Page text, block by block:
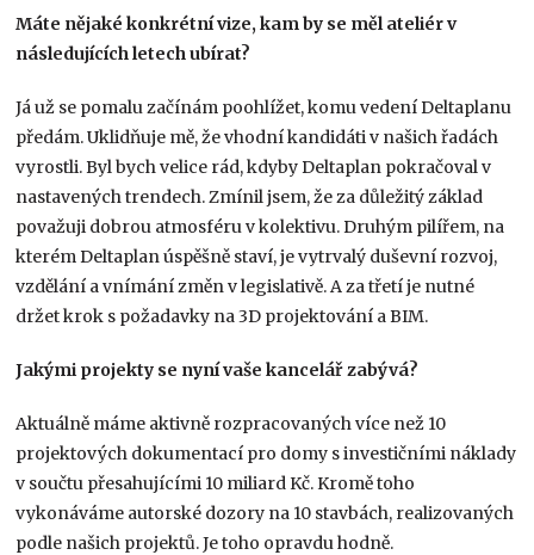
Máte nějaké konkrétní vize, kam by se měl ateliér v
následujících letech ubírat?
Já už se pomalu začínám poohlížet, komu vedení Deltaplanu
předám. Uklidňuje mě, že vhodní kandidáti v našich řadách
vyrostli. Byl bych velice rád, kdyby Deltaplan pokračoval v
nastavených trendech. Zmínil jsem, že za důležitý základ
považuji dobrou atmosféru v kolektivu. Druhým pilířem, na
kterém Deltaplan úspěšně staví, je vytrvalý duševní rozvoj,
vzdělání a vnímání změn v legislativě. A za třetí je nutné
držet krok s požadavky na 3D projektování a BIM.
Jakými projekty se nyní vaše kancelář zabývá?
Aktuálně máme aktivně rozpracovaných více než 10
projektových dokumentací pro domy s investičními náklady
v součtu přesahujícími 10 miliard Kč. Kromě toho
vykonáváme autorské dozory na 10 stavbách, realizovaných
podle našich projektů. Je toho opravdu hodně.